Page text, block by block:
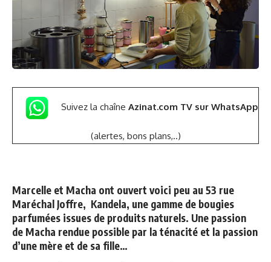
Suivez la chaîne Azinat.com TV sur WhatsApp
(alertes, bons plans,..)
Marcelle et Macha ont ouvert voici peu au 53 rue
Maréchal Joffre, Kandela, une gamme de bougies
parfumées issues de produits naturels. Une passion
de Macha rendue possible par la ténacité et la passion
d’une mère et de sa fille…